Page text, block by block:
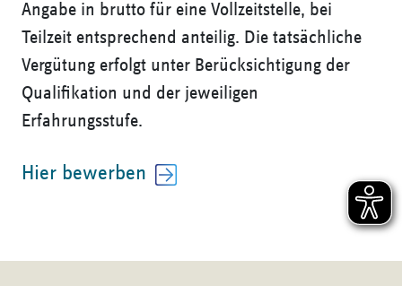
Angabe in brutto für eine Vollzeitstelle, bei
Teilzeit entsprechend anteilig. Die tatsächliche
Vergütung erfolgt unter Berücksichtigung der
Qualifikation und der jeweiligen
Erfahrungsstufe.
Hier bewerben